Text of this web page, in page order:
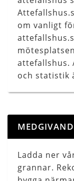
om vanligt
attefallshus.
och statistik
Ladda ner
grannar.